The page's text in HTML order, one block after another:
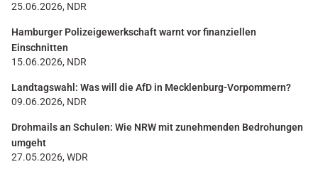
25.06.2026, NDR
Hamburger Polizeigewerkschaft warnt vor finanziellen
Einschnitten
15.06.2026, NDR
Landtagswahl: Was will die AfD in Mecklenburg-Vorpommern?
09.06.2026, NDR
Drohmails an Schulen: Wie NRW mit zunehmenden Bedrohungen
umgeht
27.05.2026, WDR